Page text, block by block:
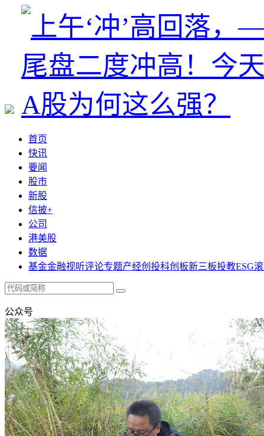
首页
快讯
要闻
股市
新股
信披+
公司
港美股
数据
基金金融视听评论专题产经创投科创板新三板投教ESG
公众号